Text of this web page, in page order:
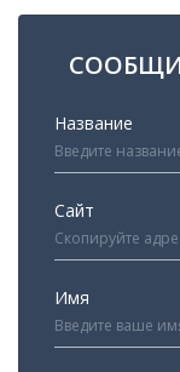
Название
Сайт
Имя